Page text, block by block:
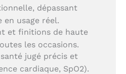
dépassant
en usage réel.
et finitions de haute
les occasions.
jugé précis et
cardiaque, SpO2).